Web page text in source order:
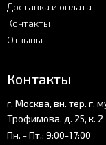
Доставка и оплата
Контакты
Отзывы
Контакты
г. Москва, вн. тер. г.
Трофимова, д. 25, к. 2
Пн. - Пт.: 9:00-17:00